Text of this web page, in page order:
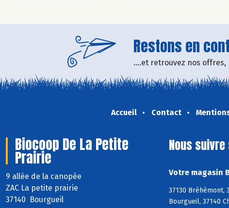
Restons en
....et retrouvez nos
Accueil Contact
Biocoop De La Petite
Prairie
9 allée de la canopée
ZAC La petite prairie
37140 Bourgueil
Nous
Votre magasin
37130 Bréhémont,
Bourgueil, 37140